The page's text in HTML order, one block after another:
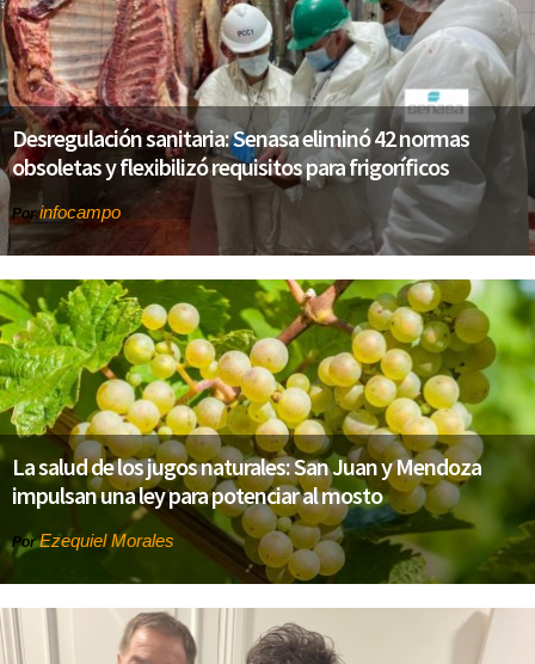
Desregulación sanitaria: Senasa eliminó 42 normas
obsoletas y flexibilizó requisitos para frigoríficos
Porinfocampo
La salud de los jugos naturales: San Juan y Mendoza
impulsan una ley para potenciar al mosto
PorEzequiel Morales